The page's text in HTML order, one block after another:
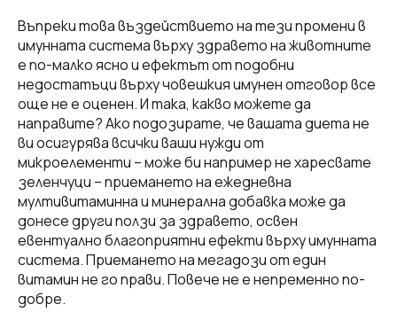
Въпреки това въздействието на тези промени в
имунната система върху здравето на животните
е по-малко ясно и ефектът от подобни
недостатъци върху човешкия имунен отговор все
още не е оценен. И така, какво можете да
направите? Ако подозирате, че вашата диета не
ви осигурява всички ваши нужди от
микроелементи – може би например не харесвате
зеленчуци – приемането на ежедневна
мултивитаминна и минерална добавка може да
донесе други ползи за здравето, освен
евентуално благоприятни ефекти върху имунната
система. Приемането на мегадози от един
витамин не го прави. Повече не е непременно по-
добре.